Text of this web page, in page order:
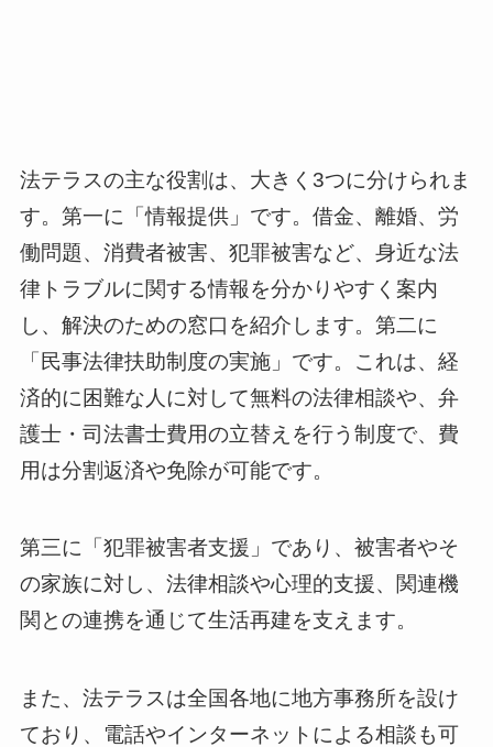
法テラスの主な役割は、大きく3つに分けられま
す。第一に「情報提供」です。借金、離婚、労
働問題、消費者被害、犯罪被害など、身近な法
律トラブルに関する情報を分かりやすく案内
し、解決のための窓口を紹介します。第二に
「民事法律扶助制度の実施」です。これは、経
済的に困難な人に対して無料の法律相談や、弁
護士・司法書士費用の立替えを行う制度で、費
用は分割返済や免除が可能です。
第三に「犯罪被害者支援」であり、被害者やそ
の家族に対し、法律相談や心理的支援、関連機
関との連携を通じて生活再建を支えます。
また、法テラスは全国各地に地方事務所を設け
ており、電話やインターネットによる相談も可